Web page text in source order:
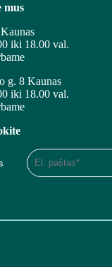
mus
iki 18.00 val.
g. 8 Kaunas
iki 18.00 val.